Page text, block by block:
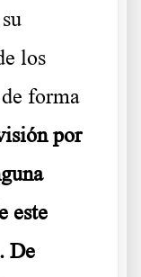
los
forma
por
este
De